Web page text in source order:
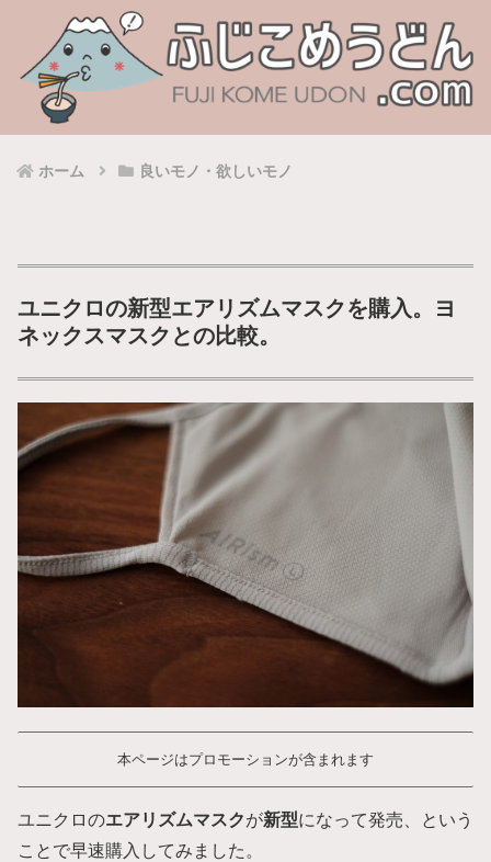
ホーム 良いモノ・欲しいモノ
ユニクロの新型エアリズムマスクを購入。ヨ
ネックスマスクとの比較。
本ページはプロモーションが含まれます
ユニクロのエアリズムマスクが新型になって発売、という
ことで早速購入してみました。